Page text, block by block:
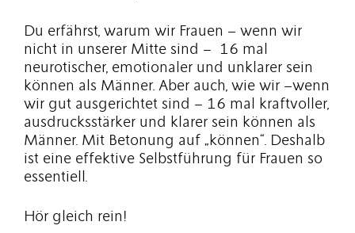
Du erfährst, warum wir Frauen – wenn wir
nicht in unserer Mitte sind – 16 mal
neurotischer, emotionaler und unklarer sein
können als Männer. Aber auch, wie wir –wenn
wir gut ausgerichtet sind – 16 mal kraftvoller,
ausdrucksstärker und klarer sein können als
Männer. Mit Betonung auf „können“. Deshalb
ist eine effektive Selbstführung für Frauen so
essentiell.
Hör gleich rein!